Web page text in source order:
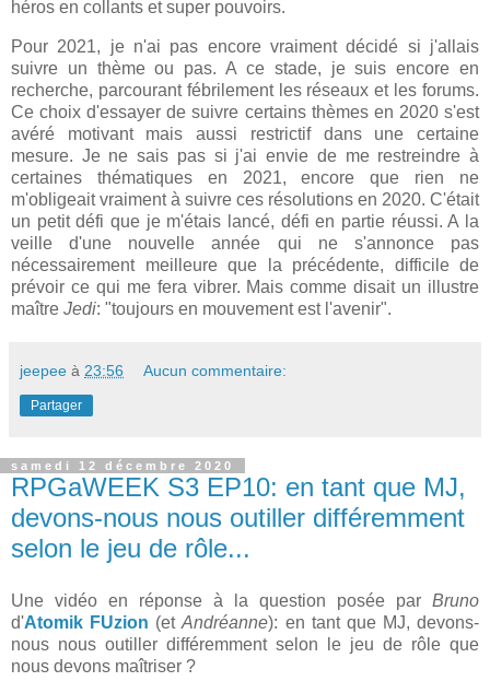
héros en collants et super pouvoirs.
Pour 2021, je n'ai pas encore vraiment décidé si j'allais
suivre un thème ou pas. A ce stade, je suis encore en
recherche, parcourant fébrilement les réseaux et les forums.
Ce choix d'essayer de suivre certains thèmes en 2020 s'est
avéré motivant mais aussi restrictif dans une certaine
mesure. Je ne sais pas si j'ai envie de me restreindre à
certaines thématiques en 2021, encore que rien ne
m'obligeait vraiment à suivre ces résolutions en 2020. C'était
un petit défi que je m'étais lancé, défi en partie réussi. A la
veille d'une nouvelle année qui ne s'annonce pas
nécessairement meilleure que la précédente, difficile de
prévoir ce qui me fera vibrer. Mais comme disait un illustre
maître Jedi: "toujours en mouvement est l'avenir".
jeepee à 23:56 Aucun commentaire:
Partager
samedi 12 décembre 2020
RPGaWEEK S3 EP10: en tant que MJ,
devons-nous nous outiller différemment
selon le jeu de rôle...
Une vidéo en réponse à la question posée par Bruno
d'Atomik FUzion (etAndréanne): en tant que MJ, devons-
nous nous outiller différemment selon le jeu de rôle que
nous devons maîtriser ?